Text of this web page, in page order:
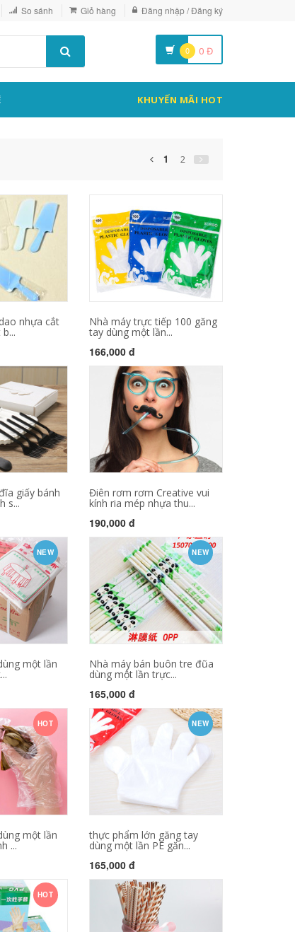
So sánh Giỏ hàng Đăng nhập / Đăng ký
0 0 Đ
KHUYẾN MÃI HOT
1 2
nhựa cắt Nhà máy trực tiếp 100 găng
tay dùng một lần...
166,000 đ
giấy bánh
s...
Điên rơm rơm Creative vui
kính ria mép nhựa thu...
190,000 đ
NEW
một lần
NEW
Nhà máy bán buôn tre đũa
dùng một lần trực...
165,000 đ
HOT
một lần
...
NEW
thực phẩm lớn găng tay
dùng một lần PE găn...
165,000 đ
HOT